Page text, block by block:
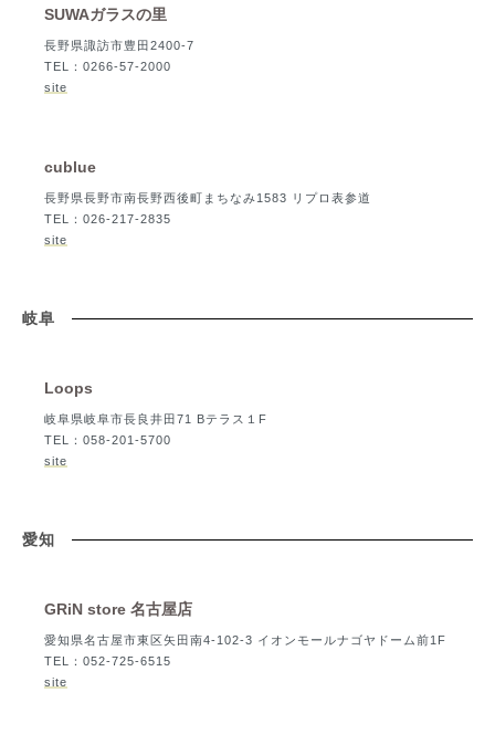
SUWAガラスの里
長野県諏訪市豊田2400-7
TEL：0266-57-2000
site
cublue
長野県長野市南長野西後町まちなみ1583 リプロ表参道
TEL：026-217-2835
site
岐阜
Loops
岐阜県岐阜市長良井田71 Bテラス１F
TEL：058-201-5700
site
愛知
GRiN store 名古屋店
愛知県名古屋市東区矢田南4-102-3 イオンモールナゴヤドーム前1F
TEL：052-725-6515
site